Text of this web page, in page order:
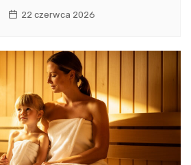
22 czerwca 2026